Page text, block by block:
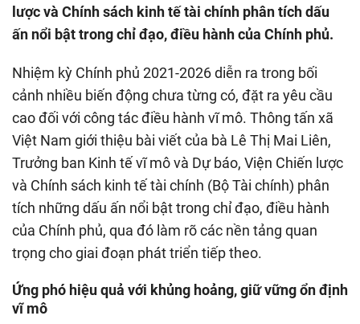
lược và Chính sách kinh tế tài chính phân tích dấu
ấn nổi bật trong chỉ đạo, điều hành của Chính phủ.
Nhiệm kỳ Chính phủ 2021-2026 diễn ra trong bối
cảnh nhiều biến động chưa từng có, đặt ra yêu cầu
cao đối với công tác điều hành vĩ mô. Thông tấn xã
Việt Nam giới thiệu bài viết của bà Lê Thị Mai Liên,
Trưởng ban Kinh tế vĩ mô và Dự báo, Viện Chiến lược
và Chính sách kinh tế tài chính (Bộ Tài chính) phân
tích những dấu ấn nổi bật trong chỉ đạo, điều hành
của Chính phủ, qua đó làm rõ các nền tảng quan
trọng cho giai đoạn phát triển tiếp theo.
Ứng phó hiệu quả với khủng hoảng, giữ vững ổn định
vĩ mô